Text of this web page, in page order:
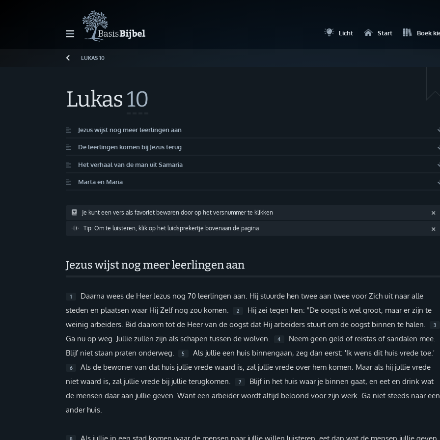
Licht Start Boek
Lezen
Inloggen
Giften via PayPal
LUKAS 10
Lukas10
Jezus wijst nog meer leerlingen aan
De leerlingen komen bij Jezus terug
Het verhaal van de man uit Samaria
Marta en Maria
Je kunt een vers als favoriet bewaren door op het versnummer te klikken
Tip: Om te luisteren, klik op het luidsprekertje bovenaan de pagina
Jezus wijst nog meer leerlingen aan
1
Daarna wees de Heer Jezus nog 70 leerlingen aan. Hij stuurde hen twee aan twee voor Zich uit naar alle
steden en plaatsen waar Hij Zelf nog zou komen.
2
Hij zei tegen hen: "De oogst is wel groot, maar er zijn te
weinig arbeiders. Bid daarom tot de Heer van de oogst dat Hij arbeiders stuurt om de oogst binnen te halen.
3
Ga nu op weg. Jullie zullen zijn als schapen tussen de wolven. 4
Neem geen geld of reistas of sandalen mee.
Blijf niet staan praten onderweg.
5 Als jullie een huis binnengaan, zeg dan eerst: 'Ik wens dit huis vrede toe.'
6
Als de bewoner van dat huis jullie vrede waard is, zal jullie vrede over hem komen. Maar als hij jullie vrede
niet waard is, zal jullie vrede bij jullie terugkomen.
7
Blijf in het huis waar je binnen gaat, en eet en drink wat
de mensen daar aan jullie geven. Want een arbeider wordt altijd beloond voor zijn werk. Ga niet steeds naar een
ander huis.
8 Als jullie in een stad komen waar de mensen naar jullie willen luisteren, eet dan wat de mensen jullie geven.